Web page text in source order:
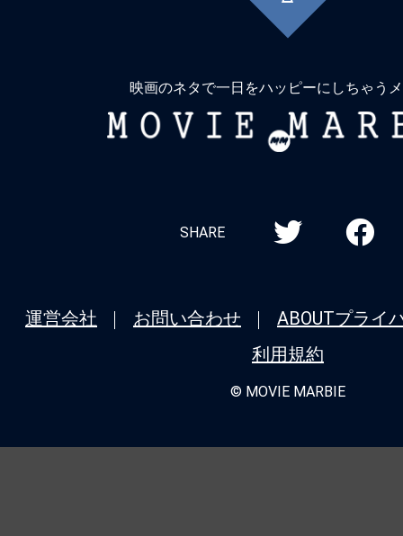
に
映画のネタで一日をハッピーにしちゃう
MOVIE
SHARE
運営会社 お問い合わせ ABOUTプライ
利用規約
© MOVIE MARBIE